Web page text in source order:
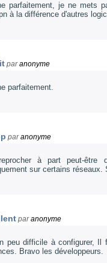
parfaitement, je ne mets
à la différence d'autres
paranonyme
parfaitement.
paranonyme
à part peut-être
sur certains réseaux.
paranonyme
peu difficile à configurer,
Bravo les développeurs.